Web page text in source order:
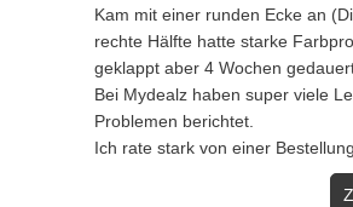
Kam mit einer runden Ecke an
rechte Hälfte hatte starke
geklappt aber 4 Wochen
Bei Mydealz haben super viele
Problemen berichtet.
Ich rate stark von einer